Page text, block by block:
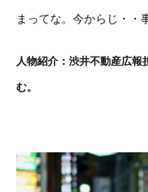
まってな。今からじ・・
人物紹介：渋井不動産広
む。